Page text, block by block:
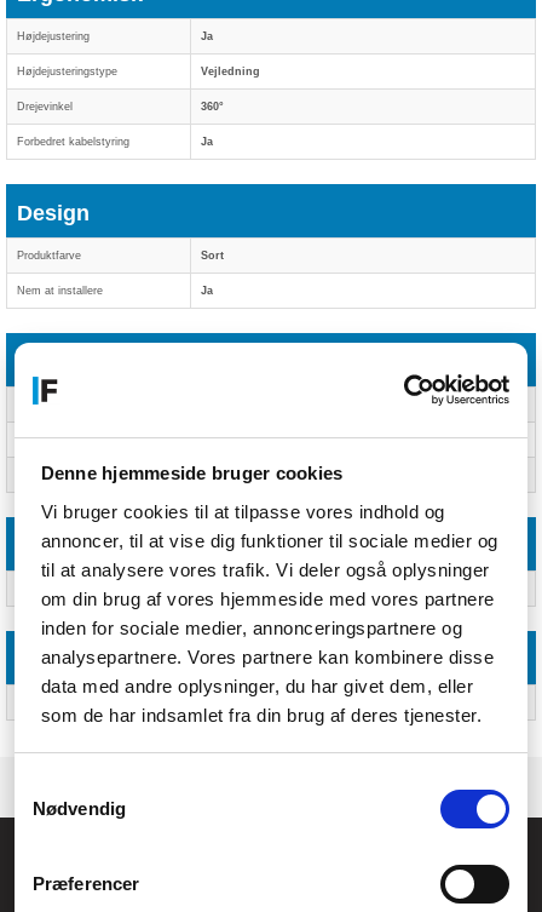
Denne hjemmeside bruger cookies
Vi bruger cookies til at tilpasse vores indhold og
annoncer, til at vise dig funktioner til sociale medier og
til at analysere vores trafik. Vi deler også oplysninger
om din brug af vores hjemmeside med vores partnere
inden for sociale medier, annonceringspartnere og
analysepartnere. Vores partnere kan kombinere disse
data med andre oplysninger, du har givet dem, eller
som de har indsamlet fra din brug af deres tjenester.
Nødvendig
Præferencer
Højdejustering Ja
Højdejusteringstype Vejledning
Drejevinkel 360°
Forbedret kabelstyring Ja
Design
Produktfarve Sort
Nem at installere Ja
Bredde
Dybde 1087,4 mm
Højde 562,2 mm
Emballeringsdata
Emballage indhold
CVR.: 26208637